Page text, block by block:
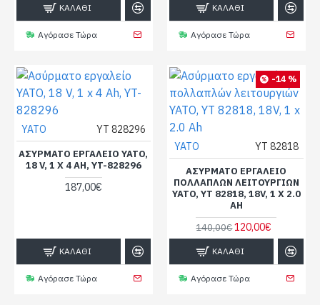
ΚΑΛΆΘΙ
Αγόρασε Τώρα
ΚΑΛΆΘΙ
Αγόρασε Τώρα
YATO YT 828296
ΑΣΎΡΜΑΤΟ ΕΡΓΑΛΕΊΟ YATO,
18 V, 1 X 4 AH, YT-828296
187,00€
ΚΑΛΆΘΙ
Αγόρασε Τώρα
-14 %
YATO YT 82818
ΑΣΎΡΜΑΤΟ ΕΡΓΑΛΕΊΟ
ΠΟΛΛΑΠΛΏΝ ΛΕΙΤΟΥΡΓΙΏΝ
YATO, YT 82818, 18V, 1 X 2.0
AH
140,00€120,00€
ΚΑΛΆΘΙ
Αγόρασε Τώρα